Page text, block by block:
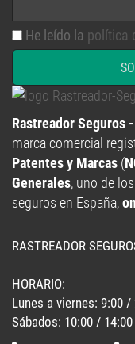
He leído la política
Rastreador Seguros
marca comercial
Patentes y Marcas (
Generales, uno de
seguros en España,
RASTREADOR
HORARIO:
Lunes a viernes: 9:00 /
Sábados: 10:00 / 14:00